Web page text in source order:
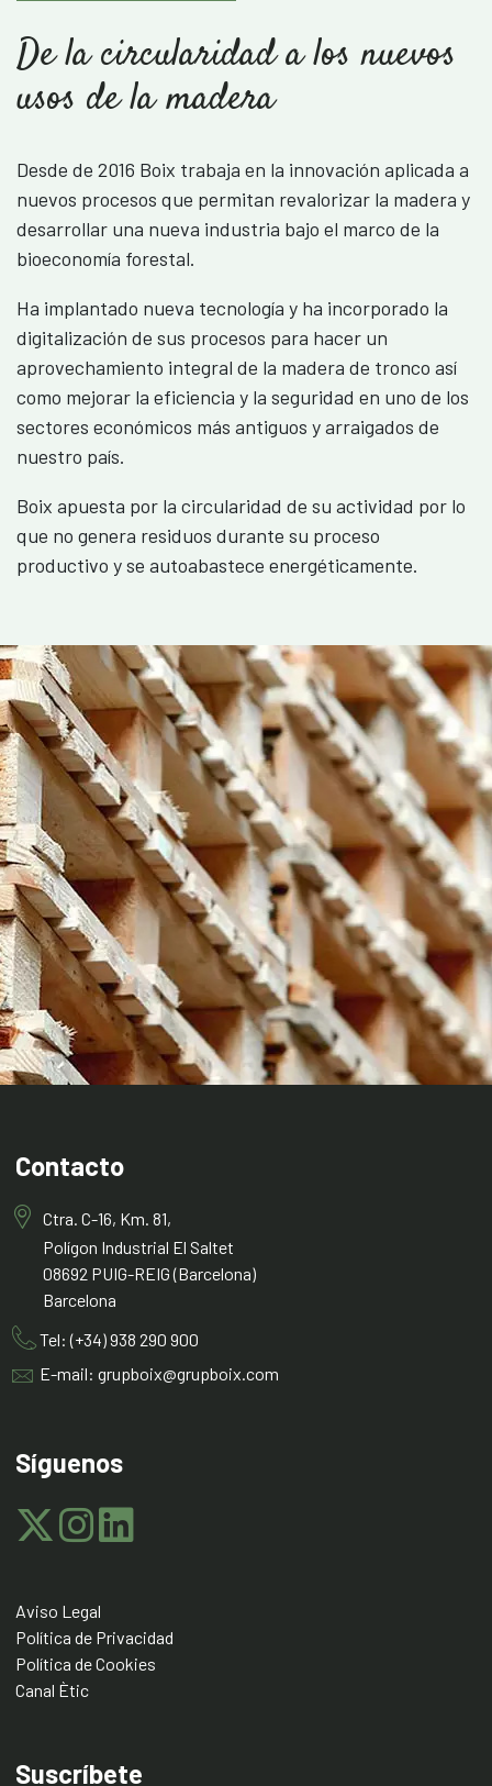
De la circularidad a los nuevos
usos de la madera
Desde de 2016 Boix trabaja en la innovación aplicada a
nuevos procesos que permitan revalorizar la madera y
desarrollar una nueva industria bajo el marco de la
bioeconomía forestal.
Ha implantado nueva tecnología y ha incorporado la
digitalización de sus procesos para hacer un
aprovechamiento integral de la madera de tronco así
como mejorar la eficiencia y la seguridad en uno de los
sectores económicos más antiguos y arraigados de
nuestro país.
Boix apuesta por la circularidad de su actividad por lo
que no genera residuos durante su proceso
productivo y se autoabastece energéticamente.
Contacto
Ctra. C-16, Km. 81,
Polígon Industrial El Saltet
08692 PUIG-REIG (Barcelona)
Barcelona
Tel: (+34) 938 290 900
E-mail: grupboix@grupboix.com
Síguenos
Aviso Legal
Política de Privacidad
Política de Cookies
Canal Ètic
Suscríbete